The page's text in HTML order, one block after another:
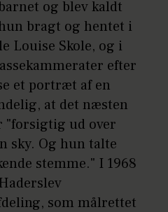
og blev kaldt
bragt og hentet i
Louise Skole, og i
efter
et portræt af en
at det næsten
"forsigtig ud over
sky. Og hun talte
stemme." I 1968
som målrettet